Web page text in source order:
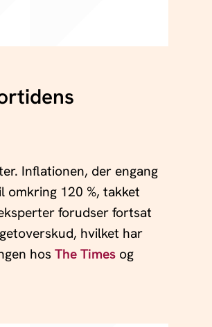
Inflationen, der engang
120 %, takket
forudser fortsat
hvilket har
hos The Times og